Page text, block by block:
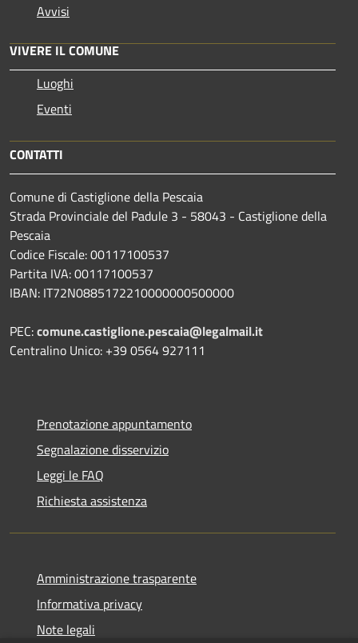
Avvisi
VIVERE IL COMUNE
Luoghi
Eventi
CONTATTI
Comune di Castiglione della Pescaia
Strada Provinciale del Padule 3 - 58043 - Castiglione della
Pescaia
Codice Fiscale: 00117100537
Partita IVA: 00117100537
IBAN: IT72N0885172210000000500000
PEC:comune.castiglione.pescaia@legalmail.it
Centralino Unico: +39 0564 927111
Prenotazione appuntamento
Segnalazione disservizio
Leggi le FAQ
Richiesta assistenza
Amministrazione trasparente
Informativa privacy
Note legali